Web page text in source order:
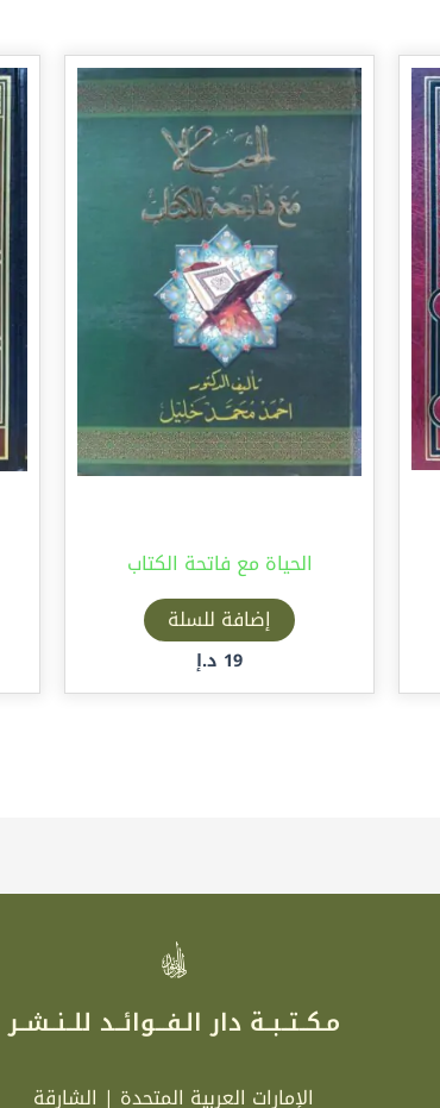
الحياة مع فاتحة الكتاب
إضافة للسلة
19 د.إ
مـكــتــبــة دار الـفـــوائــد للــنــشــر
الإمارات العربية المتحدة | الشارقة